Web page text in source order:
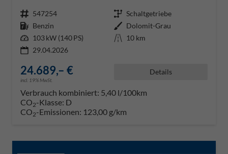
Fahrzeugnr. 547254 Getriebe Schaltgetriebe
Kraftstoff Benzin Außenfarbe Dolomit-Grau
Leistung 103 kW (140 PS) Kilometerstand 10 km
29.04.2026
24.689,– €
incl. 19% MwSt.
Details
Verbrauch kombiniert: 5,40 l/100km
CO2-Klasse: D
CO2-Emissionen: 123,00 g/km